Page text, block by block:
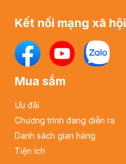
Kết nối mạng xã hội
Mua sắm
Ưu đãi
Chương trình đang diễn ra
Danh sách gian hàng
Tiện ích